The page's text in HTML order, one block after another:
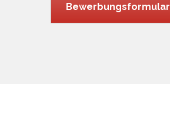
Bewerbungsformular